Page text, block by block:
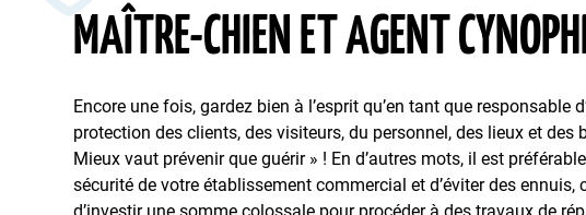
MAÎTRE-CHIEN ET AGENT
Encore une fois, gardez bien à l’esprit qu’en tant que responsable
protection des clients, des visiteurs, du personnel, des lieux et
Mieux vaut prévenir que guérir » ! En d’autres mots, il est
sécurité de votre établissement commercial et d’éviter des